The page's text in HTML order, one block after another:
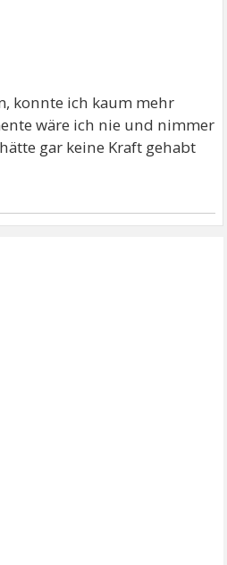
konnte ich kaum mehr
wäre ich nie und nimmer
gar keine Kraft gehabt